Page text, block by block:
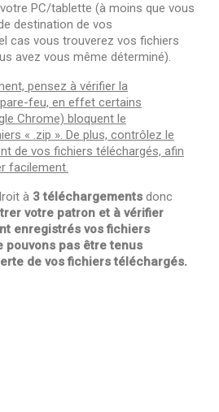
PC/tablette (à moins que vous
destination de vos
cas vous trouverez vos fichiers
avez vous même déterminé).
pensez à vérifier la
feu, en effet certains
Chrome) bloquent le
« .zip ». De plus, contrôlez le
de vos fichiers téléchargés, afin
facilement.
à 3 téléchargements donc
votre patron et à vérifier
enregistrés vos fichiers
pouvons pas être tenus
de vos fichiers téléchargés.